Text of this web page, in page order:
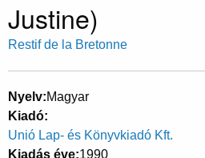
Justine)
Restif de la Bretonne
Nyelv Magyar
Kiadó
Unió Lap- és Könyvkiadó Kft.
Kiadás éve 1990